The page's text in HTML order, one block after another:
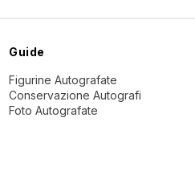
Guide
Figurine Autografate
Conservazione Autografi
Foto Autografate